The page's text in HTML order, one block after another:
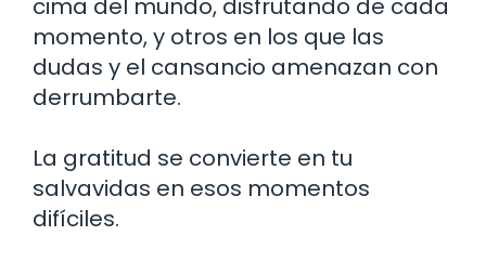
cima del mundo, disfrutando de cada
momento, y otros en los que las
dudas y el cansancio amenazan con
derrumbarte.
La gratitud se convierte en tu
salvavidas en esos momentos
difíciles.